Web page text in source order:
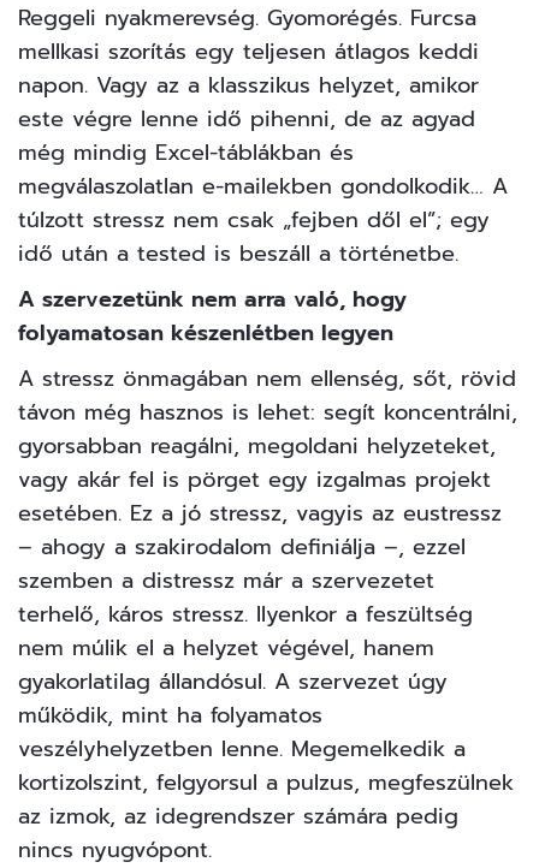
Reggeli nyakmerevség. Gyomorégés. Furcsa
mellkasi szorítás egy teljesen átlagos keddi
napon. Vagy az a klasszikus helyzet, amikor
este végre lenne idő pihenni, de az agyad
még mindig Excel-táblákban és
megválaszolatlan e-mailekben gondolkodik… A
túlzott stressz nem csak „fejben dől el”; egy
idő után a tested is beszáll a történetbe.
A szervezetünk nem arra való, hogy
folyamatosan készenlétben legyen
A stressz önmagában nem ellenség, sőt, rövid
távon még hasznos is lehet: segít koncentrálni,
gyorsabban reagálni, megoldani helyzeteket,
vagy akár fel is pörget egy izgalmas projekt
esetében. Ez a jó stressz, vagyis az eustressz
– ahogy a szakirodalom definiálja –, ezzel
szemben a distressz már a szervezetet
terhelő, káros stressz. Ilyenkor a feszültség
nem múlik el a helyzet végével, hanem
gyakorlatilag állandósul. A szervezet úgy
működik, mint ha folyamatos
veszélyhelyzetben lenne. Megemelkedik a
kortizolszint, felgyorsul a pulzus, megfeszülnek
az izmok, az idegrendszer számára pedig
nincs nyugvópont.